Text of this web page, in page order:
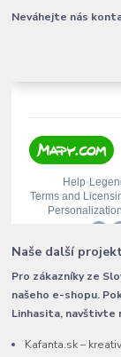
Neváhejte nás
Naše další
Pro zákazníky ze
našeho e-shopu.
Linhasita,
Kafanta.sk –